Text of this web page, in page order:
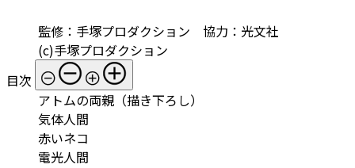
監修：手塚プロダクション 協力：光文社
(c)手塚プロダクション
目次
アトムの両親（描き下ろし）
気体人間
赤いネコ
電光人間